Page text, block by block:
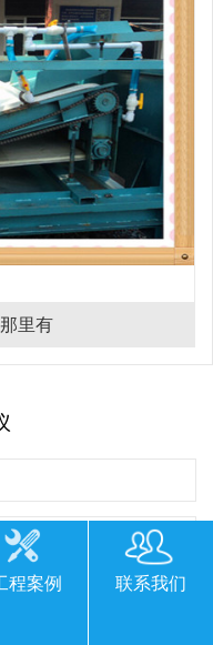
里有
程案例 联系我们